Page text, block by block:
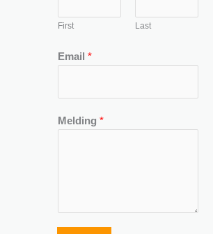
First Last
Email *
Melding *